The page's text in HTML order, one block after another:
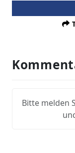
Bitte melden